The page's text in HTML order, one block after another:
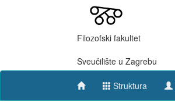
Filozofski fakultet
Sveučilište u Zagrebu
Struktura